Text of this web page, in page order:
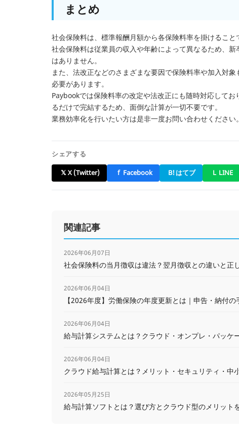
まとめ
社会保険料は、標準報酬月額から各保険料率を掛けること
社会保険料は従業員の収入や年齢によって異なるため、
はありません。
また、法改正などのさまざまな要因で保険料率や加入対
必要があります。
Paybookでは保険料率の改定や法改正にも随時対応して
るだけで完結するため、面倒な計算が一切不要です。
業務効率化を行いたい方は是非一度お問い合わせください。
シェアする
𝕏 X (Twitter) f Facebook B! はてブ L LINE
関連記事
2026年06月07日
社会保険料の当月徴収は違法？翌月徴収との違いと正
2026年06月04日
【2026年度】労働保険の年度更新とは｜申告・納付
2026年06月04日
給与計算システムとは？クラウド・オンプレ・パッケ
2026年06月04日
クラウド給与計算とは？メリット・セキュリティ・中
2026年05月25日
給与計算ソフトとは？選び方とクラウド型のメリット